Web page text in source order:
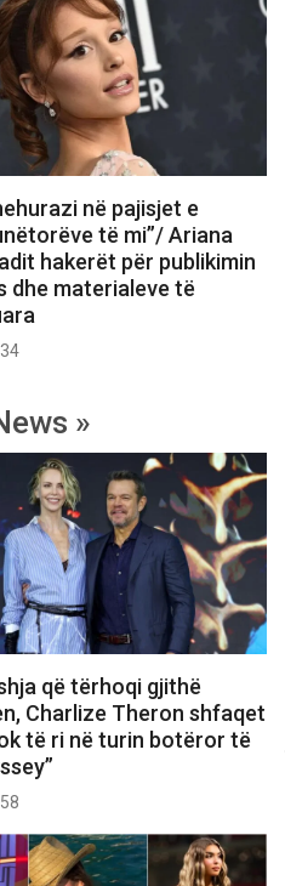
në pajisjet e
të mi”/ Ariana
hakerët për publikimin
dhe materialeve të
»
që tërhoqi gjithë
Charlize Theron shfaqet
të ri në turin botëror të